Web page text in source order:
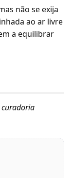
não se exija
ao ar livre
a equilibrar